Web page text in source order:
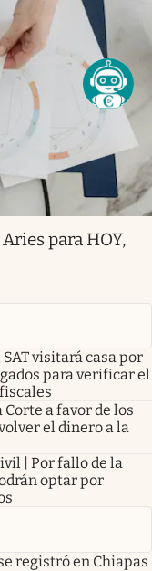
para HOY,
visitará casa por
para verificar el
a favor de los
el dinero a la
| Por fallo de la
optar por
registró en Chiapas